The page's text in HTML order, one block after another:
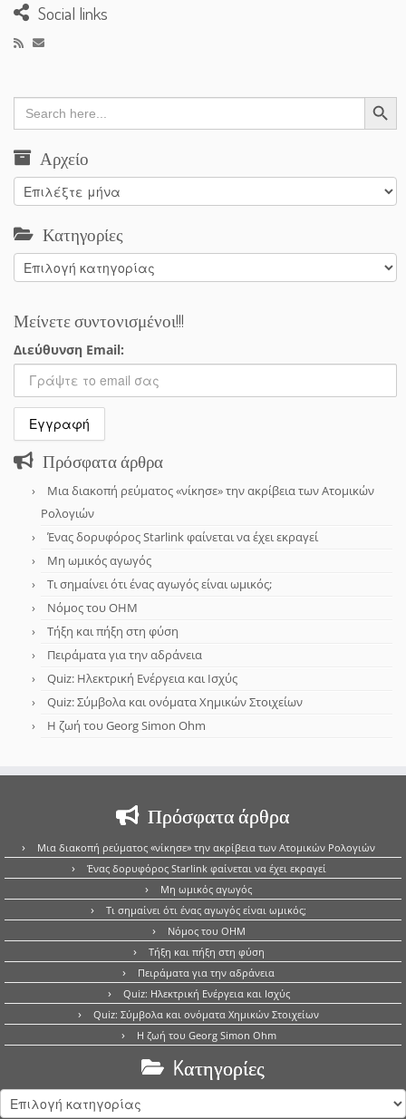
Social links
Search
for:
Search Button
Αρχείο
Αρχείο
Κατηγορίες
Κατηγορίες
Μείνετε συντονισμένοι!!!
Διεύθυνση Email:
Πρόσφατα άρθρα
Μια διακοπή ρεύματος «νίκησε» την ακρίβεια των Ατομικών
Ρολογιών
Ένας δορυφόρος Starlink φαίνεται να έχει εκραγεί
Μη ωμικός αγωγός
Τι σημαίνει ότι ένας αγωγός είναι ωμικός;
Νόμος του OHM
Τήξη και πήξη στη φύση
Πειράματα για την αδράνεια
Quiz: Ηλεκτρική Ενέργεια και Ισχύς
Quiz: Σύμβολα και ονόματα Χημικών Στοιχείων
Η ζωή του Georg Simon Ohm
Πρόσφατα άρθρα
Μια διακοπή ρεύματος «νίκησε» την ακρίβεια των Ατομικών Ρολογιών
Ένας δορυφόρος Starlink φαίνεται να έχει εκραγεί
Μη ωμικός αγωγός
Τι σημαίνει ότι ένας αγωγός είναι ωμικός;
Νόμος του OHM
Τήξη και πήξη στη φύση
Πειράματα για την αδράνεια
Quiz: Ηλεκτρική Ενέργεια και Ισχύς
Quiz: Σύμβολα και ονόματα Χημικών Στοιχείων
Η ζωή του Georg Simon Ohm
Kατηγορίες
Kατηγορίες